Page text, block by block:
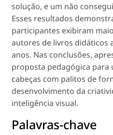
solução, e um não
Esses resultados
participantes exibiram
autores de livros didáticos
anos. Nas conclusões,
proposta pedagógica para
cabeças com palitos de
desenvolvimento da
inteligência visual.
Palavras-chave